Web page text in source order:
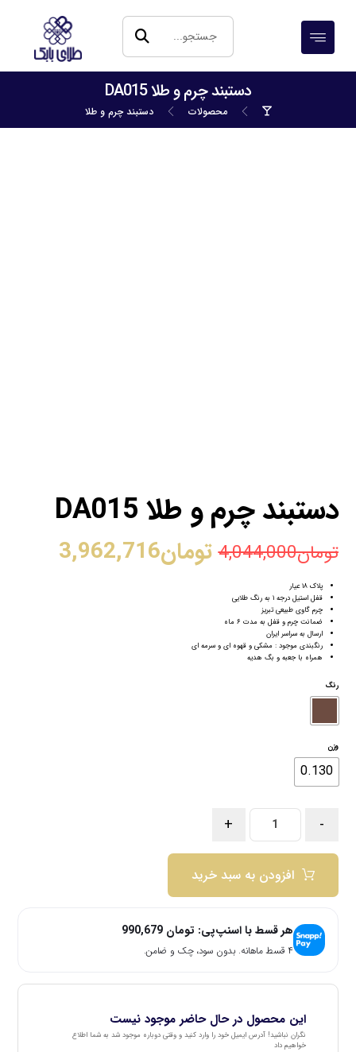
دستبند چرم و طلا DA015
محصولات دستبند چرم و طلا
دستبند چرم و طلا DA015
تومان4,044,000 تومان3,962,716
پلاک ۱۸ عیار
قفل استیل درجه ۱ به رنگ طلایی
چرم گاوی طبیعی تبریز
ضمانت چرم و قفل به مدت ۶ ماه
ارسال به سراسر ایران
رنگبندی موجود : مشکی و قهوه ای و سرمه ای
همراه با جعبه و بگ هدیه
رنگ
وزن
0.130
-
+
افزودن به سبد خرید
هر قسط با اسنپ‌پی: تومان 990,679
۴ قسط ماهانه. بدون سود، چک و ضامن.
این محصول در حال حاضر موجود نیست
نگران نباشید! آدرس ایمیل خود را وارد کنید و وقتی دوباره موجود شد به شما اطلاع
خواهیم داد